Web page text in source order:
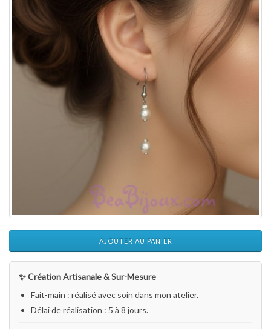
AJOUTER AU PANIER
✨ Création Artisanale & Sur-Mesure
Fait-main : réalisé avec soin dans mon atelier.
Délai de réalisation : 5 à 8 jours.